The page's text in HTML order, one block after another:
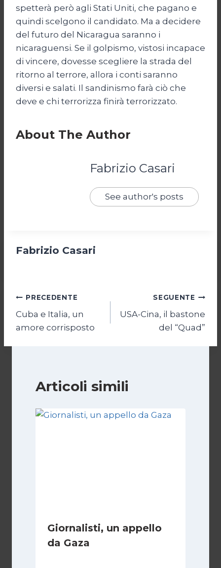
spetterà però agli Stati Uniti, che pagano e
quindi scelgono il candidato. Ma a decidere
del futuro del Nicaragua saranno i
nicaraguensi. Se il golpismo, vistosi incapace
di vincere, dovesse scegliere la strada del
ritorno al terrore, allora i conti saranno
diversi e salati. Il sandinismo farà ciò che
deve e chi terrorizza finirà terrorizzato.
About The Author
Fabrizio Casari
See author's posts
Fabrizio Casari
Navigazione
articoli
PRECEDENTE
Cuba e Italia, un
amore corrisposto
SEGUENTE
USA-Cina, il bastone
del “Quad”
Articoli simili
Giornalisti, un appello
da Gaza